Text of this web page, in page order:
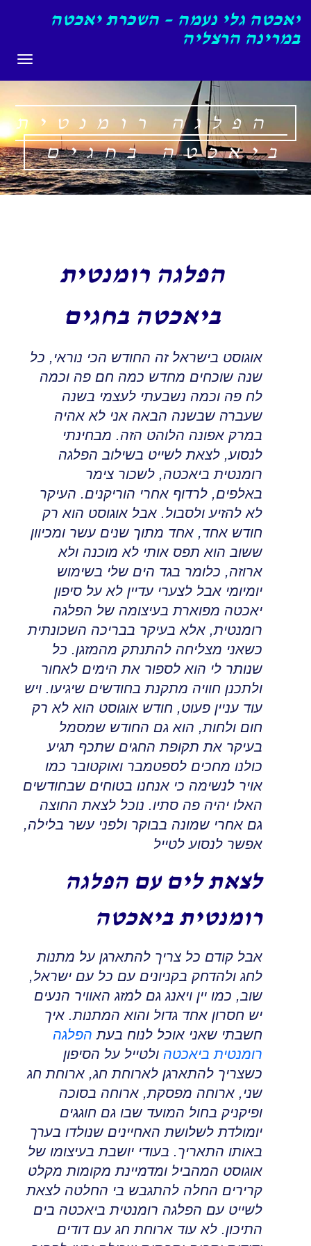
יאכטה גלי נעמה – השכרת יאכטה
במרינה הרצליה
הפלגה רומנטית
ביאכטה בחגים
הפלגה רומנטית
ביאכטה בחגים
אוגוסט בישראל זה החודש הכי נוראי, כל
שנה שוכחים מחדש כמה חם פה וכמה
לח פה וכמה נשבעתי לעצמי בשנה
שעברה שבשנה הבאה אני לא אהיה
במרק אפונה הלוהט הזה. מבחינתי
לנסוע, לצאת לשייט בשילוב הפלגה
רומנטית ביאכטה, לשכור צימר
באלפים, לרדוף אחרי הוריקנים. העיקר
לא להזיע ולסבול. אבל אוגוסט הוא רק
חודש אחד, אחד מתוך שנים עשר ומכיוון
ששוב הוא תפס אותי לא מוכנה ולא
ארוזה, כלומר בגד הים שלי בשימוש
יומיומי אבל לצערי עדיין לא על סיפון
יאכטה מפוארת בעיצומה של הפלגה
רומנטית, אלא בעיקר בבריכה השכונתית
כשאני מצליחה להתנתק מהמזגן. כל
שנותר לי הוא לספור את הימים לאחור
ולתכנן חוויה מתקנת בחודשים שיגיעו. ויש
עוד עניין פעוט, חודש אוגוסט הוא לא רק
חום ולחות, הוא גם החודש שמסמל
בעיקר את תקופת החגים שתכף תגיע
כולנו מחכים לספטמבר ואוקטובר כמו
אויר לנשימה כי אנחנו בטוחים שבחודשים
האלו יהיה פה סתיו. נוכל לצאת החוצה
גם אחרי שמונה בבוקר ולפני עשר בלילה,
אפשר לנסוע לטייל
לצאת לים עם הפלגה
רומנטית ביאכטה
אבל קודם כל צריך להתארגן על מתנות
לחג ולהדחק בקניונים עם כל עם ישראל,
שוב, כמו יין ויאנג גם למזג האוויר הנעים
יש חסרון אחד גדול והוא המתנות. איך
חשבתי שאני אוכל לנוח בעת הפלגה
רומנטית ביאכטה ולטייל על הסיפון
כשצריך להתארגן לארוחת חג, ארוחת חג
שני, ארוחה מפסקת, ארוחה בסוכה
ופיקניק בחול המועד שבו גם חוגגים
יומולדת לשלושת האחיינים שנולדו בערך
באותו התאריך. בעודי יושבת בעיצומו של
אוגוסט המהביל ומדמיינת מקומות מקלט
קרירים החלה להתגבש בי החלטה לצאת
לשייט עם הפלגה רומנטית ביאכטה בים
התיכון. לא עוד ארוחת חג עם דודים